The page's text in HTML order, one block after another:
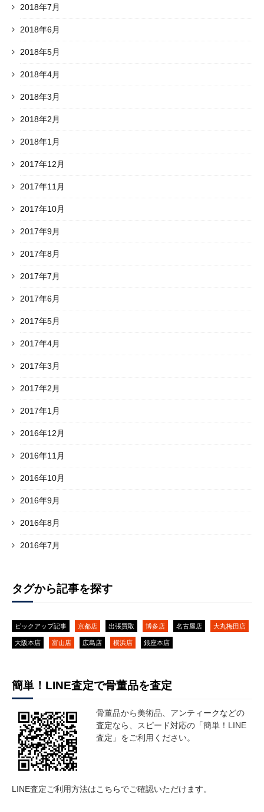
2018年7月
2018年6月
2018年5月
2018年4月
2018年3月
2018年2月
2018年1月
2017年12月
2017年11月
2017年10月
2017年9月
2017年8月
2017年7月
2017年6月
2017年5月
2017年4月
2017年3月
2017年2月
2017年1月
2016年12月
2016年11月
2016年10月
2016年9月
2016年8月
2016年7月
タグから記事を探す
ピックアップ記事 京都店 出張買取 博多店 名古屋店 大丸梅田店
大阪本店 富山店 広島店 横浜店 銀座本店
簡単！LINE査定で骨董品を査定
骨董品から美術品、アンティークなどの
査定なら、スピード対応の「簡単！LINE
査定」をご利用ください。
LINE査定ご利用方法はこちらでご確認いただけます。